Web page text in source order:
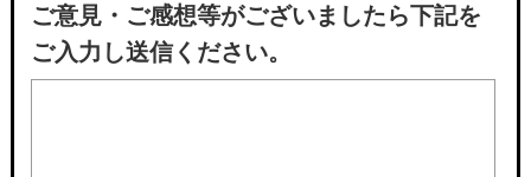
ご意見・ご感想等がございましたら下記を
ご入力し送信ください。